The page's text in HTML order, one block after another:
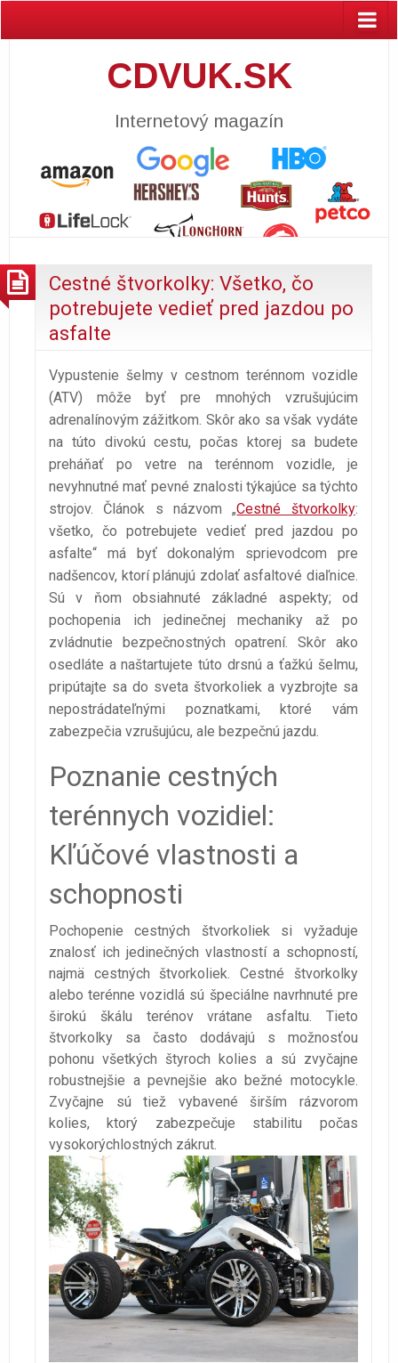
CDVUK.SK
Internetový magazín
Cestné štvorkolky: Všetko, čo
potrebujete vedieť pred jazdou po
asfalte
Vypustenie šelmy v cestnom terénnom vozidle
(ATV) môže byť pre mnohých vzrušujúcim
adrenalínovým zážitkom. Skôr ako sa však vydáte
na túto divokú cestu, počas ktorej sa budete
preháňať po vetre na terénnom vozidle, je
nevyhnutné mať pevné znalosti týkajúce sa týchto
strojov. Článok s názvom „Cestné štvorkolky:
všetko, čo potrebujete vedieť pred jazdou po
asfalte“ má byť dokonalým sprievodcom pre
nadšencov, ktorí plánujú zdolať asfaltové diaľnice.
Sú v ňom obsiahnuté základné aspekty; od
pochopenia ich jedinečnej mechaniky až po
zvládnutie bezpečnostných opatrení. Skôr ako
osedláte a naštartujete túto drsnú a ťažkú šelmu,
pripútajte sa do sveta štvorkoliek a vyzbrojte sa
nepostrádateľnými poznatkami, ktoré vám
zabezpečia vzrušujúcu, ale bezpečnú jazdu.
Poznanie cestných
terénnych vozidiel:
Kľúčové vlastnosti a
schopnosti
Pochopenie cestných štvorkoliek si vyžaduje
znalosť ich jedinečných vlastností a schopností,
najmä cestných štvorkoliek. Cestné štvorkolky
alebo terénne vozidlá sú špeciálne navrhnuté pre
širokú škálu terénov vrátane asfaltu. Tieto
štvorkolky sa často dodávajú s možnosťou
pohonu všetkých štyroch kolies a sú zvyčajne
robustnejšie a pevnejšie ako bežné motocykle.
Zvyčajne sú tiež vybavené širším rázvorom
kolies, ktorý zabezpečuje stabilitu počas
vysokorýchlostných zákrut.